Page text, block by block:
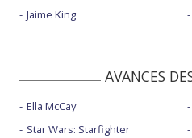
Jaime King
AVANCES
Ella McCay
Star Wars: Starfighter